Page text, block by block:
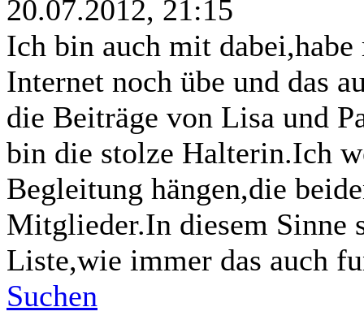
20.07.2012, 21:15
Ich bin auch mit
Internet noch übe und das
die Beiträge von Lisa und
bin die stolze Halterin.Ich
Begleitung hängen,die
Mitglieder.In diesem Sinne
Liste,wie immer das auch
Suchen